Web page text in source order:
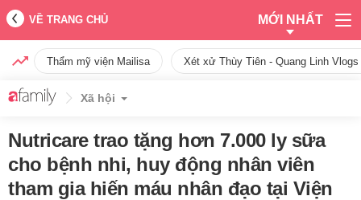
VỀ TRANG CHỦ MỚI NHẤT
Thẩm mỹ viện Mailisa Xét xử Thùy Tiên - Quang Linh
Xã hội
Nutricare trao tặng hơn 7.000 ly sữa
cho bệnh nhi, huy động nhân viên
tham gia hiến máu nhân đạo tại Viện